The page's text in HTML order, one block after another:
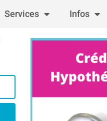
Services Infos